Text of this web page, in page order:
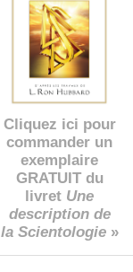
Cliquez ici pour
commander un
exemplaire
GRATUIT du
livret Une
description de
la Scientologie»